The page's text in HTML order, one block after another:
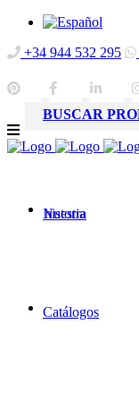
+34 944 532 295
BUSCAR
Nuestra
historia
Catálogos